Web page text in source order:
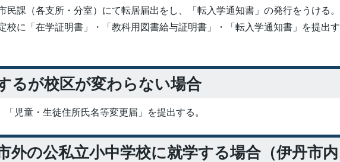
民課（各支所・分室）にて転居届出をし、「転入学通知書」の発行をうける。
校に「在学証明書」・「教科用図書給与証明書」・「転入学通知書」を提出す
るが校区が変わらない場合
「児童・生徒住所氏名等変更届」を提出する。
外の公私立小中学校に就学する場合（伊丹市内